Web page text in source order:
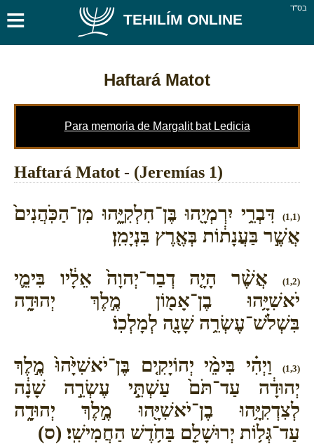
בס''ד ≡ TEHILÍM ONLINE
Haftará Matot
Para memoria de Margalit bat Ledicia
Haftará Matot - (Jeremías 1)
(1,1)
דִּבְרֵ֥י יִרְמְיָ֖הוּ בֶּן־חִלְקִיָּ֑הוּ מִן־הַכֹּֽהֲנִים֙
אֲשֶׁ֣ר בַּעֲנָת֔וֹת בְּאֶ֖רֶץ בִּנְיָמִֽן׃
(1,2)
אֲשֶׁ֨ר הָיָ֤ה דְבַר־יְהוָה֙ אֵלָ֔יו בִּימֵ֛י
יֹאשִׁיָּ֥הוּ בֶן־אָמ֖וֹן מֶ֣לֶךְ יְהוּדָ֑ה
בִּשְׁלֹשׁ־עֶשְׂרֵ֥ה שָׁנָ֖ה לְמָלְכֽוֹ׃
(1,3)
וַיְהִ֗י בִּימֵ֨י יְהוֹיָקִ֤ים בֶּן־יֹאשִׁיָּ֙הוּ֙ מֶ֣לֶךְ
יְהוּדָ֔ה עַד־תֹּם֙ עַשְׁתֵּ֣י עֶשְׂרֵ֣ה שָׁנָ֔ה
לְצִדְקִיָּ֥הוּ בֶן־יֹאשִׁיָּ֖הוּ מֶ֣לֶךְ יְהוּדָ֑ה
עַד־גְּל֥וֹת יְרוּשָׁלִַ֖ם בַּחֹ֥דֶשׁ הַחֲמִישִֽׁי׃ (ס)